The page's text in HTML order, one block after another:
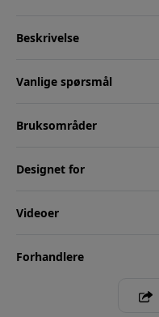
Beskrivelse
Vanlige spørsmål
Bruksområder
Designet for
Videoer
Forhandlere